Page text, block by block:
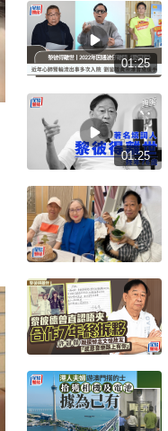
01:25
01:25